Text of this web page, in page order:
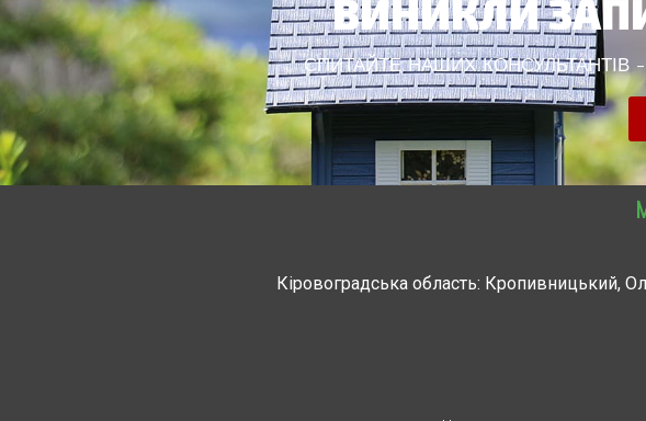
ВИНИКЛИ
СПИТАЙТЕ НАШИХ КОНСУЛЬТАНТІВ
Кіровоградська область: Кропивницький,
Черкасская область: Ватутино, Городище,